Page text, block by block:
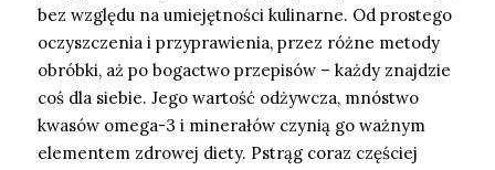
bez względu na umiejętności kulinarne. Od prostego
oczyszczenia i przyprawienia, przez różne metody
obróbki, aż po bogactwo przepisów – każdy znajdzie
coś dla siebie. Jego wartość odżywcza, mnóstwo
kwasów omega-3 i minerałów czynią go ważnym
elementem zdrowej diety. Pstrąg coraz częściej